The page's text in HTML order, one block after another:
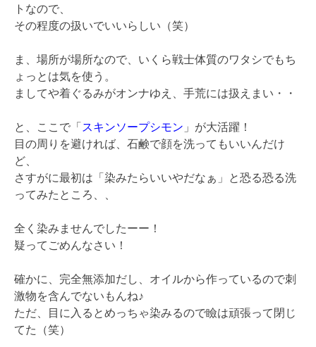
トなので、
その程度の扱いでいいらしい（笑）
ま、場所が場所なので、いくら戦士体質のワタシでもち
ょっとは気を使う。
ましてや着ぐるみがオンナゆえ、手荒には扱えまい・・
と、ここで「スキンソープシモン 」が大活躍！
目の周りを避ければ、石鹸で顔を洗ってもいいんだけ
ど、
さすがに最初は「染みたらいいやだなぁ」と恐る恐る洗
ってみたところ、、
全く染みませんでしたーー！
疑ってごめんなさい！
確かに、完全無添加だし、オイルから作っているので刺
激物を含んでないもんね♪
ただ、目に入るとめっちゃ染みるので瞼は頑張って閉じ
てた（笑）